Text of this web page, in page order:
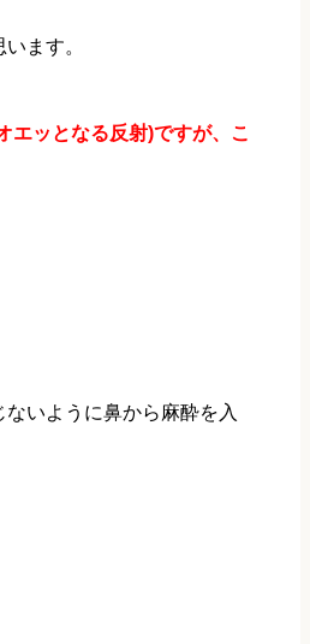
ます。
エッとなる反射)ですが、こ
いように鼻から麻酔を入